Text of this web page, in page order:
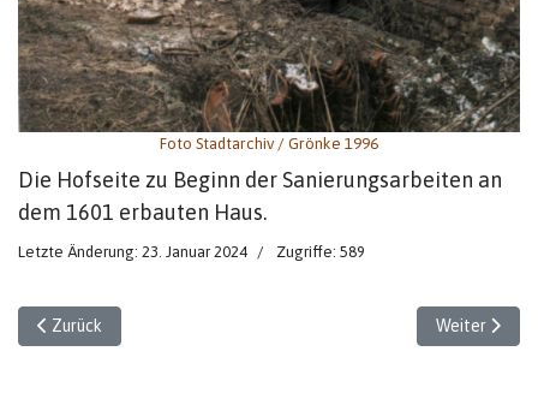
Foto Stadtarchiv / Grönke 1996
Die Hofseite zu Beginn der Sanierungsarbeiten an
dem 1601 erbauten Haus.
Letzte Änderung: 23. Januar 2024 Zugriffe: 589
Vorheriger Beitrag: Beginn der Sanierungsarbeiten (1)
Zurück Nächster
Weiter